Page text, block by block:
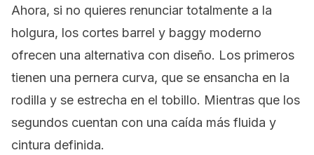
Ahora, si no quieres renunciar totalmente a la
holgura, los cortes barrel y baggy moderno
ofrecen una alternativa con diseño. Los primeros
tienen una pernera curva, que se ensancha en la
rodilla y se estrecha en el tobillo. Mientras que los
segundos cuentan con una caída más fluida y
cintura definida.